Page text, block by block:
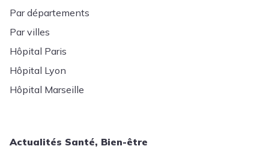
Par départements
Par villes
Hôpital Paris
Hôpital Lyon
Hôpital Marseille
Actualités Santé, Bien-être